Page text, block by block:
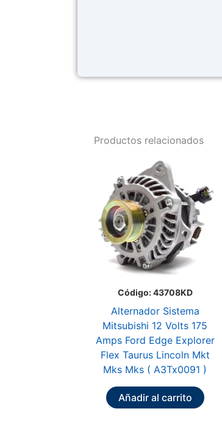
Productos relacionados
Código: 43708KD
Alternador Sistema
Mitsubishi 12 Volts 175
Amps Ford Edge Explorer
Flex Taurus Lincoln Mkt
Mks Mks ( A3Tx0091 )
Añadir al carrito